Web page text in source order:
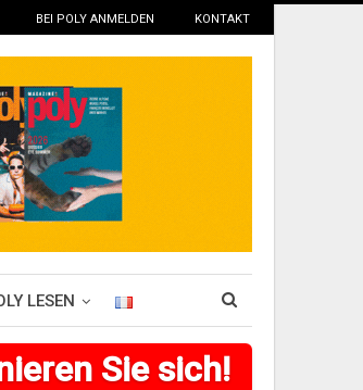
BEI POLY ANMELDEN KONTAKT
LESEN
>>> Sie sich!